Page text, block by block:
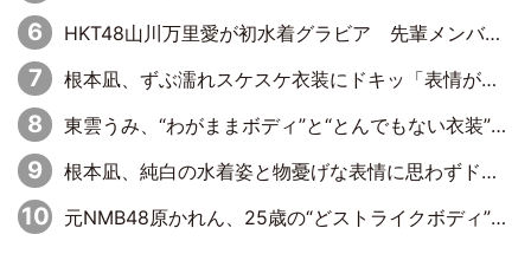
HKT48山川万里愛が初水着グラビア 先輩メンバーも思わず“ガン見”した新たな魅力
根本凪、ずぶ濡れスケスケ衣装にドキッ「表情が良過ぎる」「ねもちゃんの眼差しにドキドキが止まらない」
東雲うみ、“わがままボディ”と“とんでもない衣装”で誘惑「パーフェクトなスタイル」「くびれがステキ」「やみつきになるボディ」
根本凪、純白の水着姿と物憂げな表情に思わずドキドキ…「ステキなお写真」「透明感がスゴい」
元NMB48原かれん、25歳の“どストライクボディ”をバリで解禁 169cmモデル体形で挑む初の本格グラビア